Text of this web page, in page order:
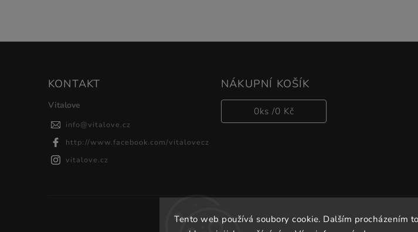
Tento web používá soubory cookie. Dalším procházením
KONTAKT
Vitalove
info@vitalove.cz
http://www.facebook.com/vitalovecz
vitalove.cz
NÁKUPNÍ KOŠÍK
0ks /0 Kč
Copyright 2026 Vitalove.